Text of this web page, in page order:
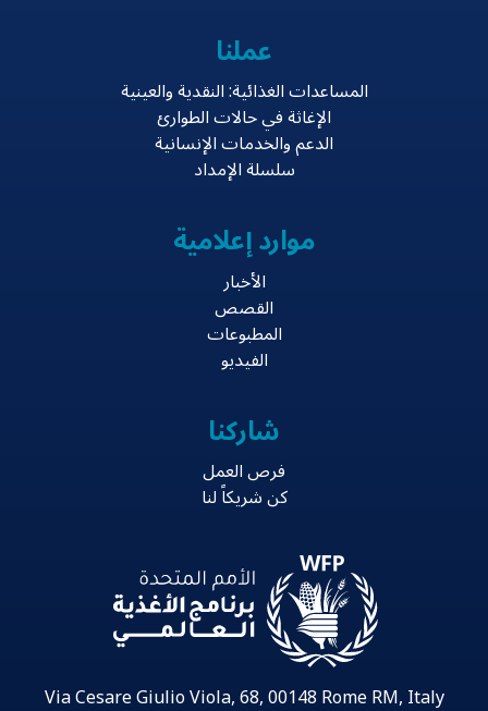
عملنا
المساعدات الغذائية: النقدية والعينية
الإغاثة في حالات الطوارئ
الدعم والخدمات الإنسانية
سلسلة الإمداد
موارد إعلامية
الأخبار
القصص
المطبوعات
الفيديو
شاركنا
فرص العمل
كن شريكاً لنا
Via Cesare Giulio Viola, 68, 00148 Rome RM, Italy